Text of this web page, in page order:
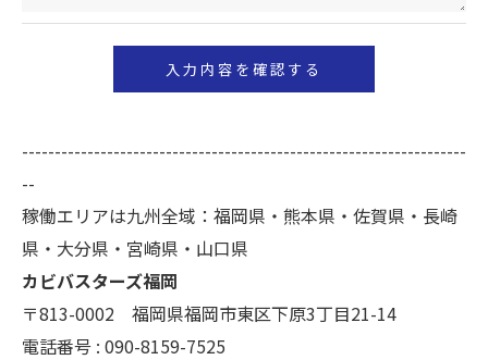
当社では、お客様の個人情報の開示･訂正･削除・利
個人情報の開示･訂正･削除・利用停止の具体的手続
きにつきましては、お電話でお問合せ下さい。
--------------------------------------------------------------------
--
稼働エリアは九州全域：福岡県・熊本県・佐賀県・長崎
県・大分県・宮崎県・山口県
カビバスターズ福岡
〒813-0002 福岡県福岡市東区下原3丁目21-14
電話番号 : 090-8159-7525